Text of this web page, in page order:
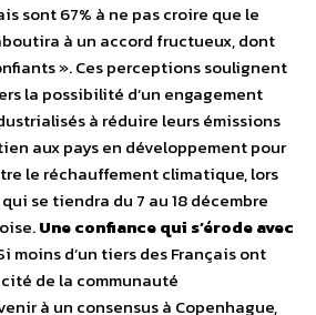
sont 67% à ne pas croire que le
à un accord fructueux, dont
». Ces perceptions soulignent
la possibilité d’un engagement
à réduire leurs émissions
aux pays en développement pour
le réchauffement climatique, lors
se tiendra du 7 au 18 décembre
Une confiance qui s’érode avec
moins d’un tiers des Français ont
de la communauté
à un consensus à Copenhague,